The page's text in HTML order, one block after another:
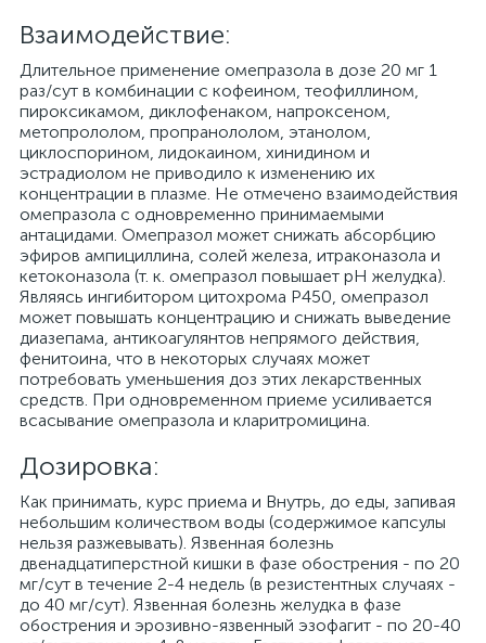
Взаимодействие:
Длительное применение омепразола в дозе 20 мг 1
раз/сут в комбинации с кофеином, теофиллином,
пироксикамом, диклофенаком, напроксеном,
метопрололом, пропранололом, этанолом,
циклоспорином, лидокаином, хинидином и
эстрадиолом не приводило к изменению их
концентрации в плазме. Не отмечено взаимодействия
омепразола с одновременно принимаемыми
антацидами. Омепразол может снижать абсорбцию
эфиров ампициллина, солей железа, итраконазола и
кетоконазола (т. к. омепразол повышает рН желудка).
Являясь ингибитором цитохрома Р450, омепразол
может повышать концентрацию и снижать выведение
диазепама, антикоагулянтов непрямого действия,
фенитоина, что в некоторых случаях может
потребовать уменьшения доз этих лекарственных
средств. При одновременном приеме усиливается
всасывание омепразола и кларитромицина.
Дозировка:
Как принимать, курс приема и Внутрь, до еды, запивая
небольшим количеством воды (содержимое капсулы
нельзя разжевывать). Язвенная болезнь
двенадцатиперстной кишки в фазе обострения - по 20
мг/сут в течение 2-4 недель (в резистентных случаях -
до 40 мг/сут). Язвенная болезнь желудка в фазе
обострения и эрозивно-язвенный эзофагит - по 20-40